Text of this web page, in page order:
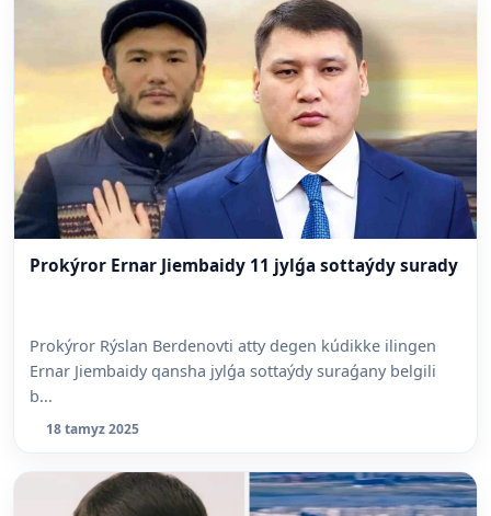
Prokýror Ernar Jiembaidy 11 jylǵa sottaýdy surady
Prokýror Rýslan Berdenovti atty degen kúdikke ilingen
Ernar Jiembaidy qansha jylǵa sottaýdy suraǵany belgili
b...
18 tamyz 2025